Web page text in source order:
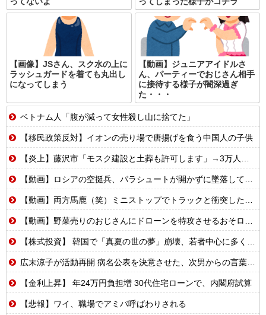
【画像】JSさん、スク水の上に
ラッシュガードを着ても丸出し
になってしまう
【動画】ジュニアアイドルさ
ん、パーティーでおじさん相手
に接待する様子が闇深過ぎ
た・・・
ベトナム人「腹が減って女性殺し山に捨てた」
【移民政策反対】イオンの売り場で唐揚げを食う中国人の子供
【炎上】藤沢市「モスク建設と土葬も許可します」→3万人の反対署名も却下
【動画】ロシアの空挺兵、パラシュートが開かずに墜落してしまう。
【動画】両方馬鹿（笑）ミニストップでトラックと衝突したドラレコが（ノ∇`）
【動画】野菜売りのおじさんにドローンを特攻させるおそロシア。
【株式投資】 韓国で「真夏の世の夢」崩壊、若者中心に多くの人が「人生オワタ」―中国メディア
広末涼子が活動再開 病名公表を決意させた、次男からの言葉明かす
【金利上昇】 年24万円負担増 30代住宅ローンで、内閣府試算
【悲報】ワイ、職場でアミバ呼ばわりされる